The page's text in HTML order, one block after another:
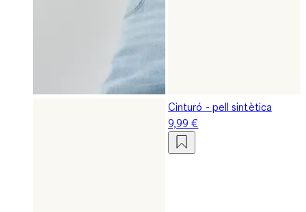
Cinturó - pell sintètica
9,99 €